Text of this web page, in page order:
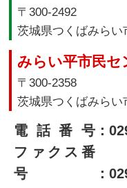
〒300-2492
茨城県つくばみらい
みらい平市民セ
〒300-2358
茨城県つくばみらい
電話番号：
ファクス番
号
：